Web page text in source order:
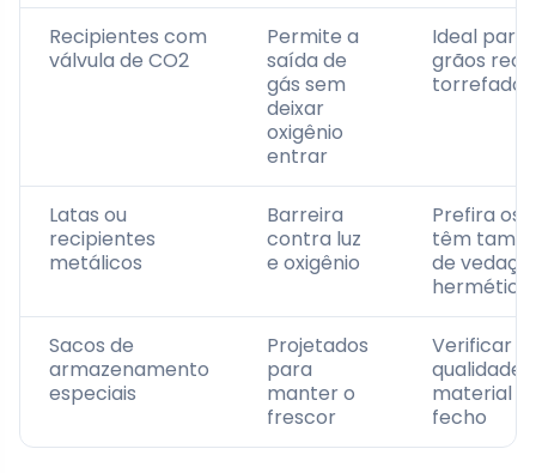
Recipientes com
válvula de CO2
Permite a
saída de
gás sem
deixar
oxigênio
entrar
Ideal para
grãos
torrefados
Latas ou
recipientes
metálicos
Barreira
contra luz
e oxigênio
Prefira os
têm
de
hermética
Sacos de
armazenamento
especiais
Projetados
para
manter o
frescor
Verificar a
qualidade
material e
fecho